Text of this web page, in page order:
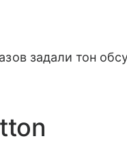
задали тон